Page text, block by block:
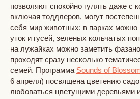
позволяют спокойно гулять даже с
включая тоддлеров, могут
себя мир животных: в парках можно
уток и гусей, зеленых кольчатых
на лужайках можно заметить
проходят сразу несколько
семей. Программа Sounds of
6 апреля) посвящена цветению
любоваться цветущими деревьями